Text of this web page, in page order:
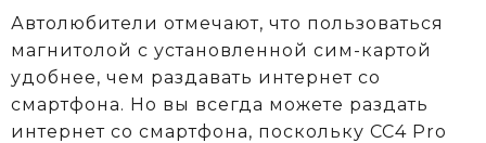
Автолюбители отмечают, что пользоваться
магнитолой с установленной сим-картой
удобнее, чем раздавать интернет со
смартфона. Но вы всегда можете раздать
интернет со смартфона, поскольку СС4 Pro